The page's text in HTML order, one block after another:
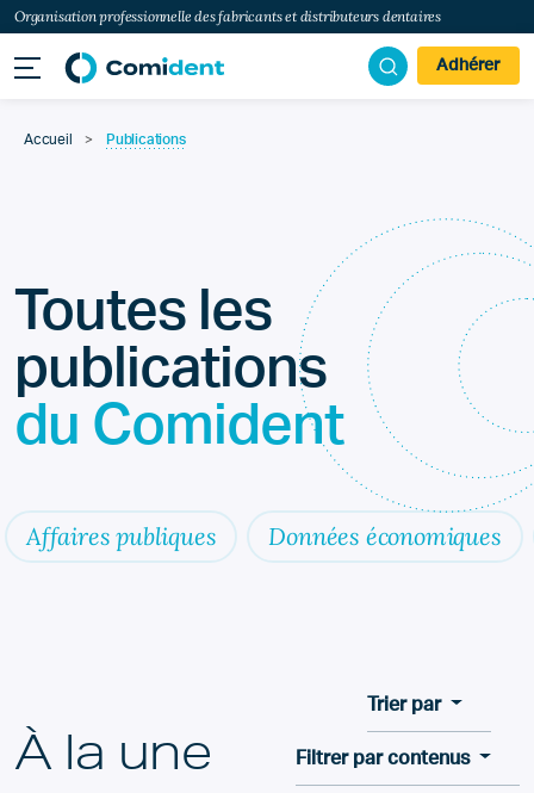
Organisation professionnelle des fabricants et distributeurs dentaires
Adhérer
Accueil > Publications
Toutes les
publications
du Comident
Affaires publiques Données économiques
À la une
Trier par
Filtrer par contenus